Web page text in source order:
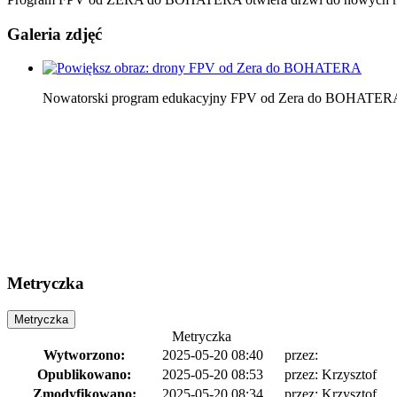
Galeria zdjęć
Nowatorski program edukacyjny FPV od Zera do
Metryczka
Metryczka
Metryczka
Wytworzono:
2025-05-20 08:40
przez:
Opublikowano:
2025-05-20 08:53
przez: Krzysztof
Zmodyfikowano:
2025-05-20 08:34 przez: Krzysztof